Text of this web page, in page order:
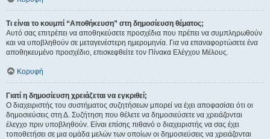
Τι είναι το κουμπί “Αποθήκευση” στη δημοσίευση θέματος;
Αυτό σας επιτρέπει να αποθηκεύσετε προσχέδια που πρέπει να συμπληρωθούν
και να υποβληθούν σε μεταγενέστερη ημερομηνία. Για να επαναφορτώσετε ένα
αποθηκευμένο προσχέδιο, επισκεφθείτε τον Πίνακα Ελέγχου Μέλους.
Κορυφή
Γιατί η δημοσίευση χρειάζεται να εγκριθεί;
Ο διαχειριστής του συστήματος συζητήσεων μπορεί να έχει αποφασίσει ότι οι
δημοσιεύσεις στη Δ. Συζήτηση που θέλετε να δημοσιεύσετε να χρειάζονται
έλεγχο πριν υποβληθούν. Είναι επίσης πιθανό ο διαχειριστής να σας έχει
τοποθετήσει σε μια ομάδα μελών των οποίων οι δημοσιεύσεις να χρειάζονται